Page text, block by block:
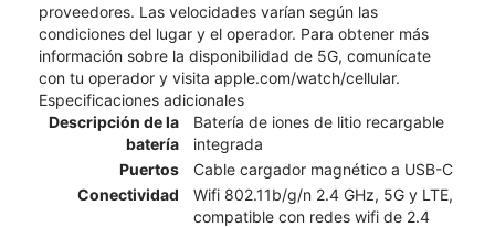
proveedores. Las velocidades varían según las
condiciones del lugar y el operador. Para obtener más
información sobre la disponibilidad de 5G, comunícate
con tu operador y visita apple.com/watch/cellular.
Especificaciones adicionales
Descripción de la
batería
Batería de iones de litio recargable
integrada
Puertos
Cable cargador magnético a USB-C
Conectividad
Wifi 802.11b/g/n 2.4 GHz, 5G y LTE,
compatible con redes wifi de 2.4